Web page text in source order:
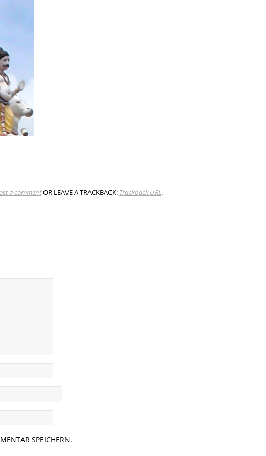
a commentOR LEAVE A TRACKBACK: Trackback URL.
SPEICHERN.